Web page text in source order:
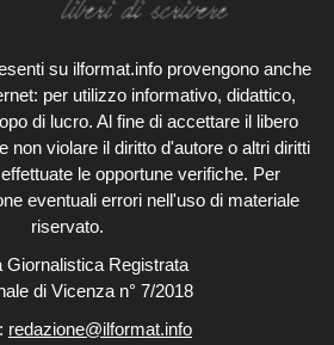
su ilformat.info provengono anche
per utilizzo informativo, didattico,
di lucro. Al fine di accettare il libero
non violare il diritto d'autore o altri diritti
le opportune verifiche. Per
eventuali errori nell'uso di materiale
riservato.
Giornalistica Registrata
di Vicenza n° 7/2018
redazione@ilformat.info